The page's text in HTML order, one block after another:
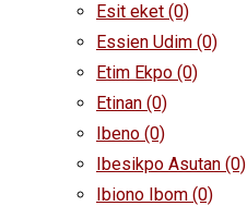
Esit eket (0)
Essien Udim (0)
Etim Ekpo (0)
Etinan (0)
Ibeno (0)
Ibesikpo Asutan (0)
Ibiono Ibom (0)